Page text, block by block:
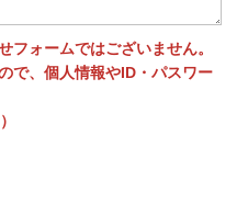
ォームではございません。
で、個人情報やID・パスワー